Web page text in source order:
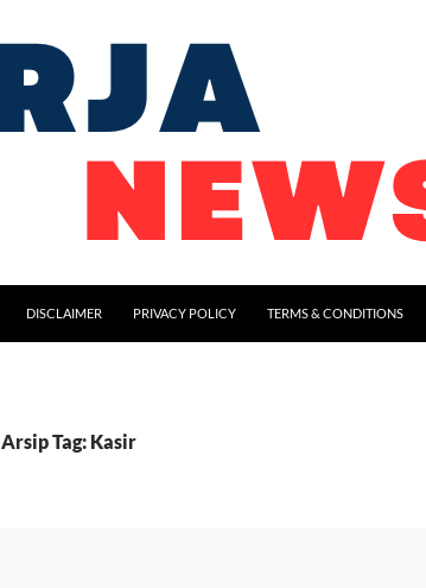
DISCLAIMER PRIVACY POLICY TERMS & CONDITIONS
Arsip Tag: Kasir